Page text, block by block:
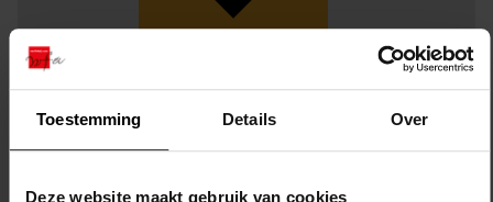
Toestemming Details Over
Deze website maakt gebruik van cookies